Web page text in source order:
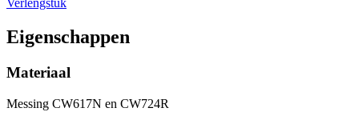
Verlengstuk
Eigenschappen
Materiaal
Messing CW617N en CW724R